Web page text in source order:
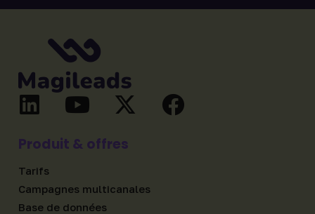
Produit & offres
Tarifs
Campagnes multicanales
Base de données